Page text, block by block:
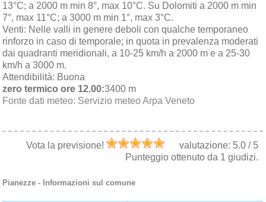
13°C; a 2000 m min 8°, max 10°C. Su Dolomiti a 2000 m min
7°, max 11°C; a 3000 m min 1°, max 3°C.
Venti: Nelle valli in genere deboli con qualche temporaneo
rinforzo in caso di temporale; in quota in prevalenza moderati
dai quadranti meridionali, a 10-25 km/h a 2000 m e a 25-30
km/h a 3000 m.
Attendibilità: Buona
zero termico ore 12.00:3400 m
Fonte dati meteo: Servizio meteo Arpa Veneto
Vota la previsione! valutazione: 5.0/ 5
Punteggio ottenuto da 1 giudizi.
Pianezze - Informazioni sul comune